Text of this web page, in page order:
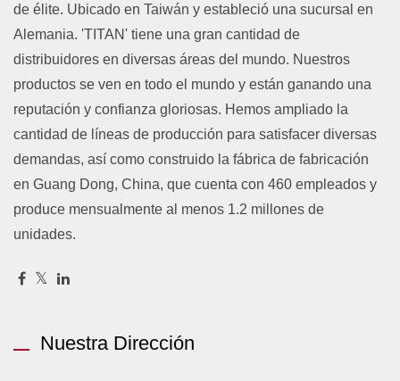
de élite. Ubicado en Taiwán y estableció una sucursal en
Alemania. 'TITAN' tiene una gran cantidad de
distribuidores en diversas áreas del mundo. Nuestros
productos se ven en todo el mundo y están ganando una
reputación y confianza gloriosas. Hemos ampliado la
cantidad de líneas de producción para satisfacer diversas
demandas, así como construido la fábrica de fabricación
en Guang Dong, China, que cuenta con 460 empleados y
produce mensualmente al menos 1.2 millones de
unidades.
Nuestra Dirección